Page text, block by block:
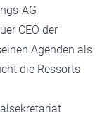
AG
CEO der
Agenden als
die Ressorts